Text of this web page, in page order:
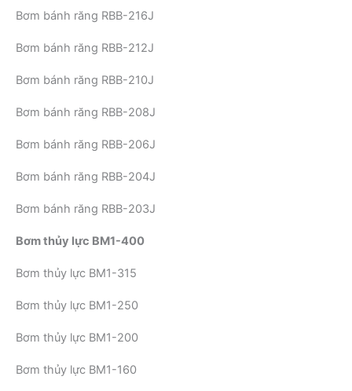
Bơm bánh răng RBB-216J
Bơm bánh răng RBB-212J
Bơm bánh răng RBB-210J
Bơm bánh răng RBB-208J
Bơm bánh răng RBB-206J
Bơm bánh răng RBB-204J
Bơm bánh răng RBB-203J
Bơm thủy lực BM1-400
Bơm thủy lực BM1-315
Bơm thủy lực BM1-250
Bơm thủy lực BM1-200
Bơm thủy lực BM1-160